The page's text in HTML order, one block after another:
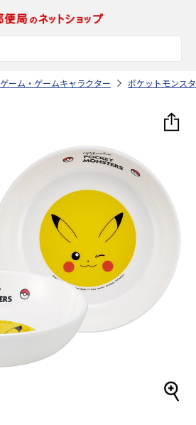
ゲーム・ゲームキャラクター ポケットモンス